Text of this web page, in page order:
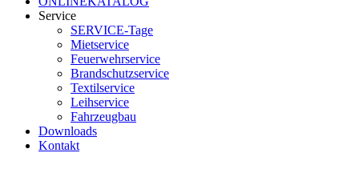
Service
SERVICE-Tage
Mietservice
Feuerwehrservice
Brandschutzservice
Textilservice
Leihservice
Fahrzeugbau
Downloads
Kontakt